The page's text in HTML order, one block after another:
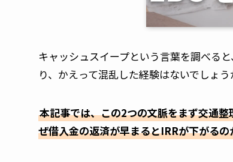
キャッシュスイープという言葉を調べる
り、かえって混乱した経験はないでしょう
本記事では、この2つの文脈をまず交通
ぜ借入金の返済が早まるとIRRが下がる